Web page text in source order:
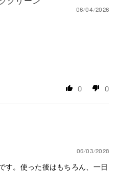
06/04/2026
0 0
06/03/2026
す。使った後はもちろん、一日